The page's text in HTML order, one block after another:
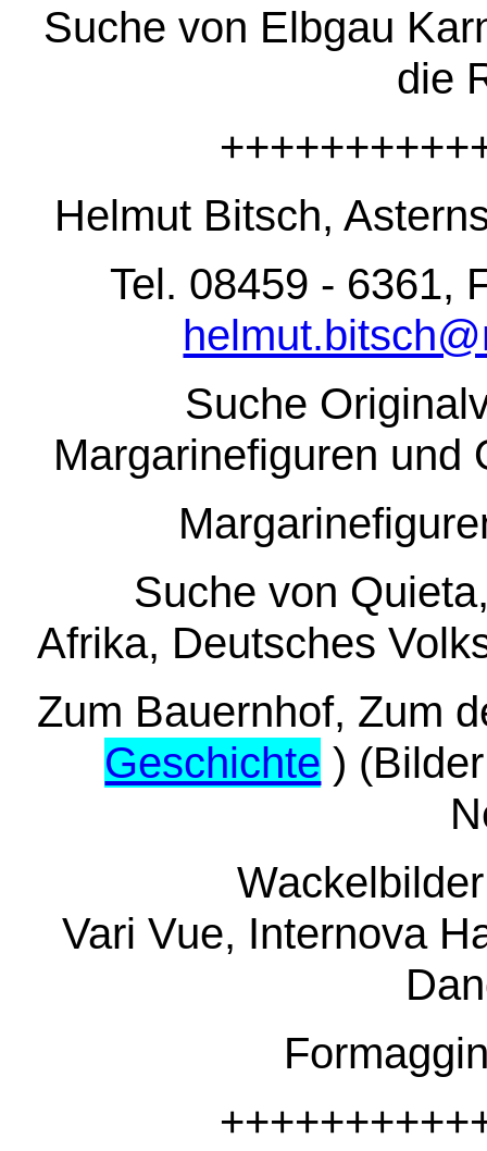
Suche von Elbgau
die
Helmut Bitsch,
Tel. 08459 - 6361,
Suche
Margarinefiguren und
Suche von Quieta,
Afrika, Deutsches
Zum Bauernhof, Zum
Geschichte )
Wackelbilder /
Vari Vue, Internova